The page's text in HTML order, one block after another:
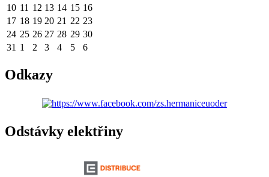
10 11 12 13 14 15 16
17 18 19 20 21 22 23
24 25 26 27 28 29 30
31 1 2 3 4 5 6
Odkazy
Odstávky elektřiny